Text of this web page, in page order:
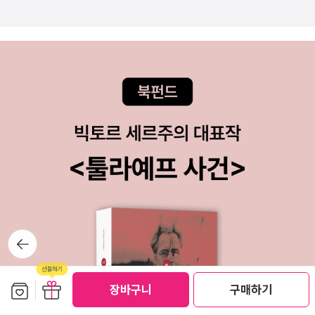
장바구니 구매하기
고는 별 게 아닌 게 아니라라는 걸비로소 확실히 깨달았습니다.준호
다.이건 장난으로 치부해선 안 되는 문제죠. 예전에 어느 기사에서 본
것처럼성인이 된 남자 대학생들도과의 남학생 단톡방에서 여학생들
화를 해서 음담패설을 늘어놓다가 사회적 문제가 된 사건도 떠올랐고
요.그리고 더 나아가 사회적으로 큰 파장을 일으켰던N번방 사건 역시
그 연장선상에 있는 거죠.나는 여자에게 특정한 해를 가한 게 아니니
각으로 수많은 남성들이 유료로 운영되던 그 N번방의 회원이 됐던 거
겠죠.하지만 애초 아무도 N번방에 열광하지 않았거나,누군가 일찍 신
고라도 했다면N번방이 그토록 커지고 심각해질 때까지계속 유지됐
을 리가 없을 겁니다.‘동조’만으로도 범죄가 되는 이유가 여기에 있는
거겠죠.침묵은 동의로 간주됩니다.잘못된 걸 잘못됐다고 말하지 않는
정 부리는 게 아니라고. 나는 정말 무서웠어. 그리고 내가 진짜 두려웠
고 싶은 책이다. 아동문학이라고 쉽게 보지 않고 읽어보시라.++사족
엄청난 사안인데... 요즘 이런 일 터지면 학교 뒤집히는데...출판사로
뒤로가
기